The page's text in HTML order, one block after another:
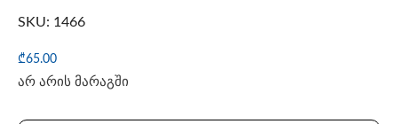
SKU: 1466
₾65.00
არ არის მარაგში